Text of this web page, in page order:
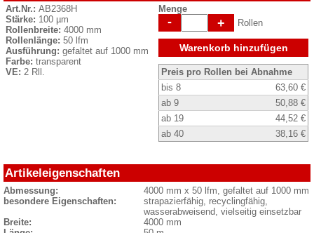
Art.Nr.: AB2368H
Stärke: 100 µm
Rollenbreite: 4000 mm
Rollenlänge: 50 lfm
Ausführung: gefaltet auf 1000 mm
Farbe: transparent
VE: 2 Rll.
Menge
- + Rollen
Warenkorb hinzufügen
Preis pro Rollen bei Abnahme
bis 8
63,60 €
ab 9
50,88 €
ab 19
44,52 €
ab 40
38,16 €
Artikeleigenschaften
Abmessung:
4000 mm x 50 lfm, gefaltet auf 1000 mm
besondere Eigenschaften:
strapazierfähig, recyclingfähig,
wasserabweisend, vielseitig einsetzbar
Breite:
4000 mm